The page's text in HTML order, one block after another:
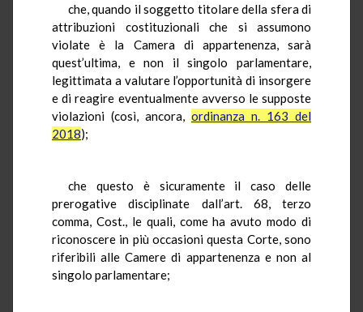
che, quando il soggetto titolare della sfera di
attribuzioni costituzionali che si assumono
violate è la Camera di appartenenza, sarà
quest’ultima, e non il singolo parlamentare,
legittimata a valutare l’opportunità di insorgere
e di reagire eventualmente avverso le supposte
violazioni (così, ancora, ordinanza n. 163 del
2018);
che questo è sicuramente il caso delle
prerogative disciplinate dall’art. 68, terzo
comma, Cost., le quali, come ha avuto modo di
riconoscere in più occasioni questa Corte, sono
riferibili alle Camere di appartenenza e non al
singolo parlamentare;